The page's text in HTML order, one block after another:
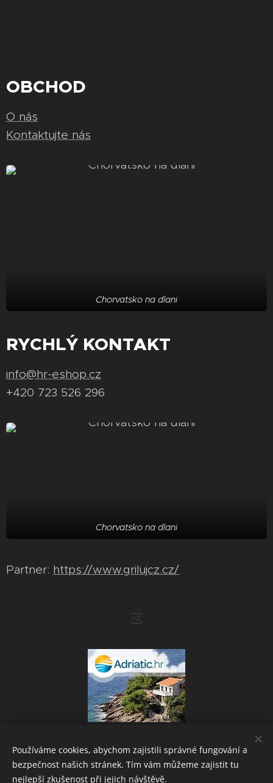
OBCHOD
O nás
Kontaktujte nás
Chorvatsko na dlani
RYCHLÝ KONTAKT
info@hr-eshop.cz
+420 723 526 296
Chorvatsko na dlani
Partner: https://www.grilujcz.cz/
Powered byWebnode Cookies
Používáme cookies, abychom zajistili správné fungování a
bezpečnost našich stránek. Tím vám můžeme zajistit tu
nejlepší zkušenost při jejich návštěvě.